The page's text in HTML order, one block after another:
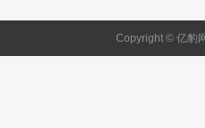
Copyright © 亿豹